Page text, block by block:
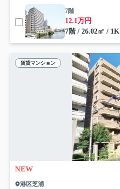
7階
12.1万円
7階 / 26.02㎡ / 1K
賃貸マンション
NEW
港区芝浦